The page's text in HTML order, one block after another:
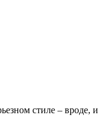
стиле – вроде, и